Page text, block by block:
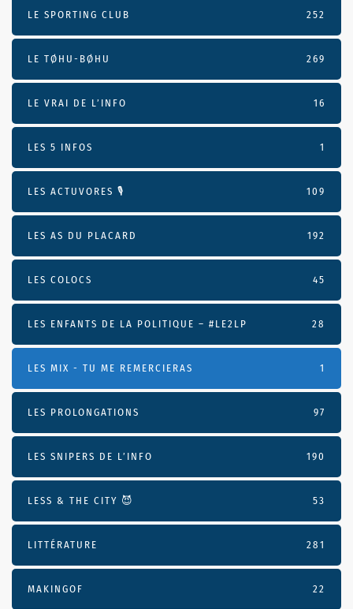
LE SPORTING CLUB 252
LE TØHU-BØHU 269
LE VRAI DE L’INFO 16
LES 5 INFOS 1
LES ACTUVORES 🎙 109
LES AS DU PLACARD 192
LES COLOCS 45
LES ENFANTS DE LA POLITIQUE – #LE2LP 28
LES MIX - TU ME REMERCIERAS 1
LES PROLONGATIONS 97
LES SNIPERS DE L’INFO 190
LESS & THE CITY 😈 53
LITTÉRATURE 281
MAKINGOF 22